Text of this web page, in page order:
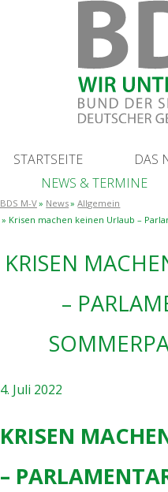
START­SEI­TE DAS
NEWS &TERMINE
BDS M-V News
Allgemein
Kri­sen machen kei­nen Urlaub –
KRI­SEN
–
4. Juli 2022
KRI­SEN
–